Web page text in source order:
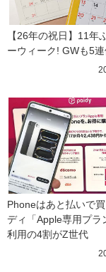
【26年の祝日】11年
ーウィーク! GWも5
Phoneはあと払いで
ディ「Apple専用プラ
利用の4割がZ世代